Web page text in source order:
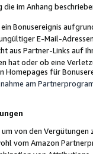
im Anhang
Bonusereignis
E-Mail-
aus Partner-Links auf
hat oder ob eine
für
am
von den
vom Amazon